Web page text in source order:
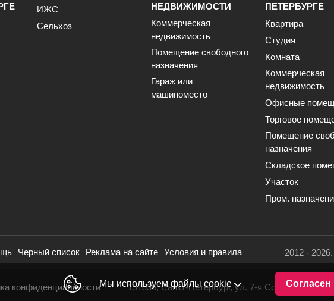
Мы используем файлы cookie Согласен
ИЖС
Сельхоз
НЕДВИЖИМОСТИ
Коммерческая
недвижимость
Помещение свободного
назначения
Гараж или
машиноместо
ПЕТЕРБУРГЕ
Квартира
Студия
Комната
Коммерческая
недвижимость
Офисные
Торговое
Помещение
назначения
Складское
Участок
Пром.
Черный список Реклама на сайте Условия и правила 2012 -
конфиденциальности 191036, Санкт-Петербург, ул. 7-я Советская, 16